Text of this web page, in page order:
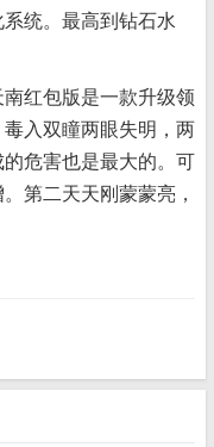
统。最高到钻石水
红包版是一款升级领
入双瞳两眼失明，两
危害也是最大的。可
第二天天刚蒙蒙亮，